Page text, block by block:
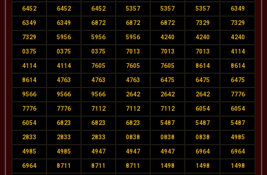
6452 6452 6452 5357 5357 5357 6349
6349 6349 6872 6872 6872 7329 7329
7329 5956 5956 5956 4240 4240 4240
0375 0375 0375 7013 7013 7013 4114
4114 4114 7605 7605 7605 8614 8614
8614 4763 4763 4763 6475 6475 6475
9566 9566 9566 2642 2642 2642 7776
7776 7776 7112 7112 7112 6054 6054
6054 6823 6823 6823 5487 5487 5487
2833 2833 2833 0838 0838 0838 4985
4985 4985 4947 4947 4947 6964 6964
6964 8711 8711 8711 1498 1498 1498